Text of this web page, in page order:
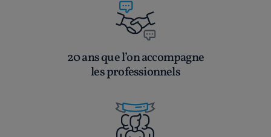
20 ans que l’on accompagne
les professionnels